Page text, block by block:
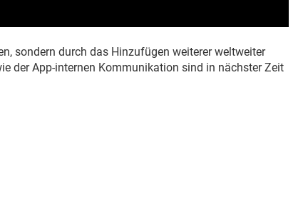
sondern durch das Hinzufügen weiterer weltweiter
der App-internen Kommunikation sind in nächster Zeit